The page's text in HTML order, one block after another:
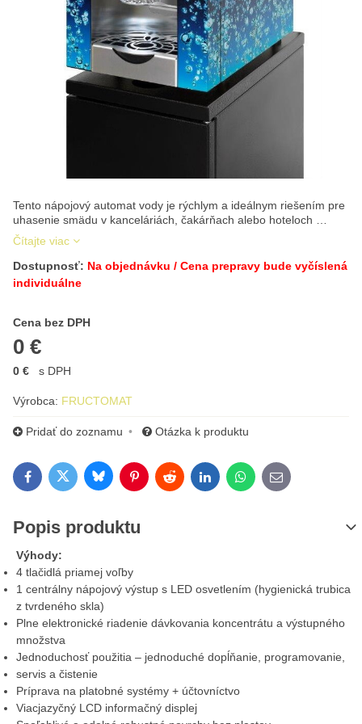
Tento nápojový automat vody je rýchlym a ideálnym riešením pre
uhasenie smädu v kanceláriách, čakárňach alebo hoteloch …
Čítajte viac
Dostupnosť: Na objednávku / Cena prepravy bude vyčíslená
individuálne
Cena bez DPH
0 €
Cena s DPH
0 € s DPH
Výrobca: FRUCTOMAT
Pridať do zoznamu Otázka k produktu
FacebookTwitterBlueskyPinterestRedditLinkedInWhatsApp
E-mail
Popis produktu
Výhody:
4 tlačidlá priamej voľby
1 centrálny nápojový výstup s LED osvetlením (hygienická trubica
z tvrdeného skla)
Plne elektronické riadenie dávkovania koncentrátu a výstupného
množstva
Jednoduchosť použitia – jednoduché dopĺňanie, programovanie,
servis a čistenie
Príprava na platobné systémy + účtovníctvo
Viacjazyčný LCD informačný displej